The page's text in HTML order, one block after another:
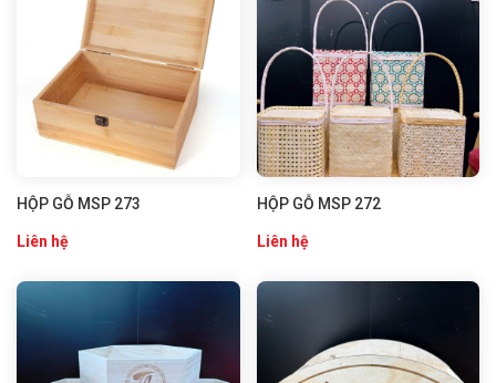
HỘP GỖ MSP 273
Liên hệ
HỘP GỖ MSP 272
Liên hệ